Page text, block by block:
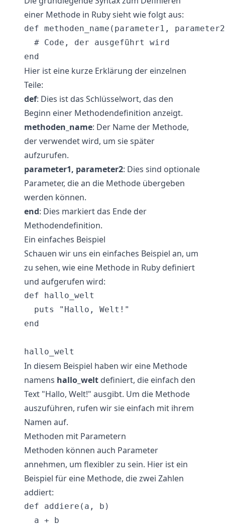
einer Methode in Ruby sieht wie folgt aus:
def methoden_name(parameter1,
  # Code, der ausgeführt wird
Hier ist eine kurze Erklärung der einzelnen
Teile:
def: Dies ist das Schlüsselwort, das den
Beginn einer Methodendefinition anzeigt.
methoden_name: Der Name der Methode,
der verwendet wird, um sie später
aufzurufen.
parameter1, parameter2: Dies sind optionale
Parameter, die an die Methode übergeben
werden können.
end: Dies markiert das Ende der
Methodendefinition.
Ein einfaches Beispiel
Schauen wir uns ein einfaches Beispiel an, um
zu sehen, wie eine Methode in Ruby definiert
und aufgerufen wird:
def hallo_welt
  puts "Hallo, Welt!"
end
In diesem Beispiel haben wir eine Methode
namens hallo_welt definiert, die einfach den
Text "Hallo, Welt!" ausgibt. Um die Methode
auszuführen, rufen wir sie einfach mit ihrem
Namen auf.
Methoden mit Parametern
Methoden können auch Parameter
annehmen, um flexibler zu sein. Hier ist ein
Beispiel für eine Methode, die zwei Zahlen
addiert:
def addiere(a, b)
  a + b